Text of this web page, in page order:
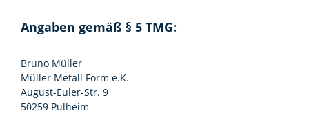
Angaben gemäß § 5 TMG:
Bruno Müller
Müller Metall Form e.K.
August-Euler-Str. 9
50259 Pulheim